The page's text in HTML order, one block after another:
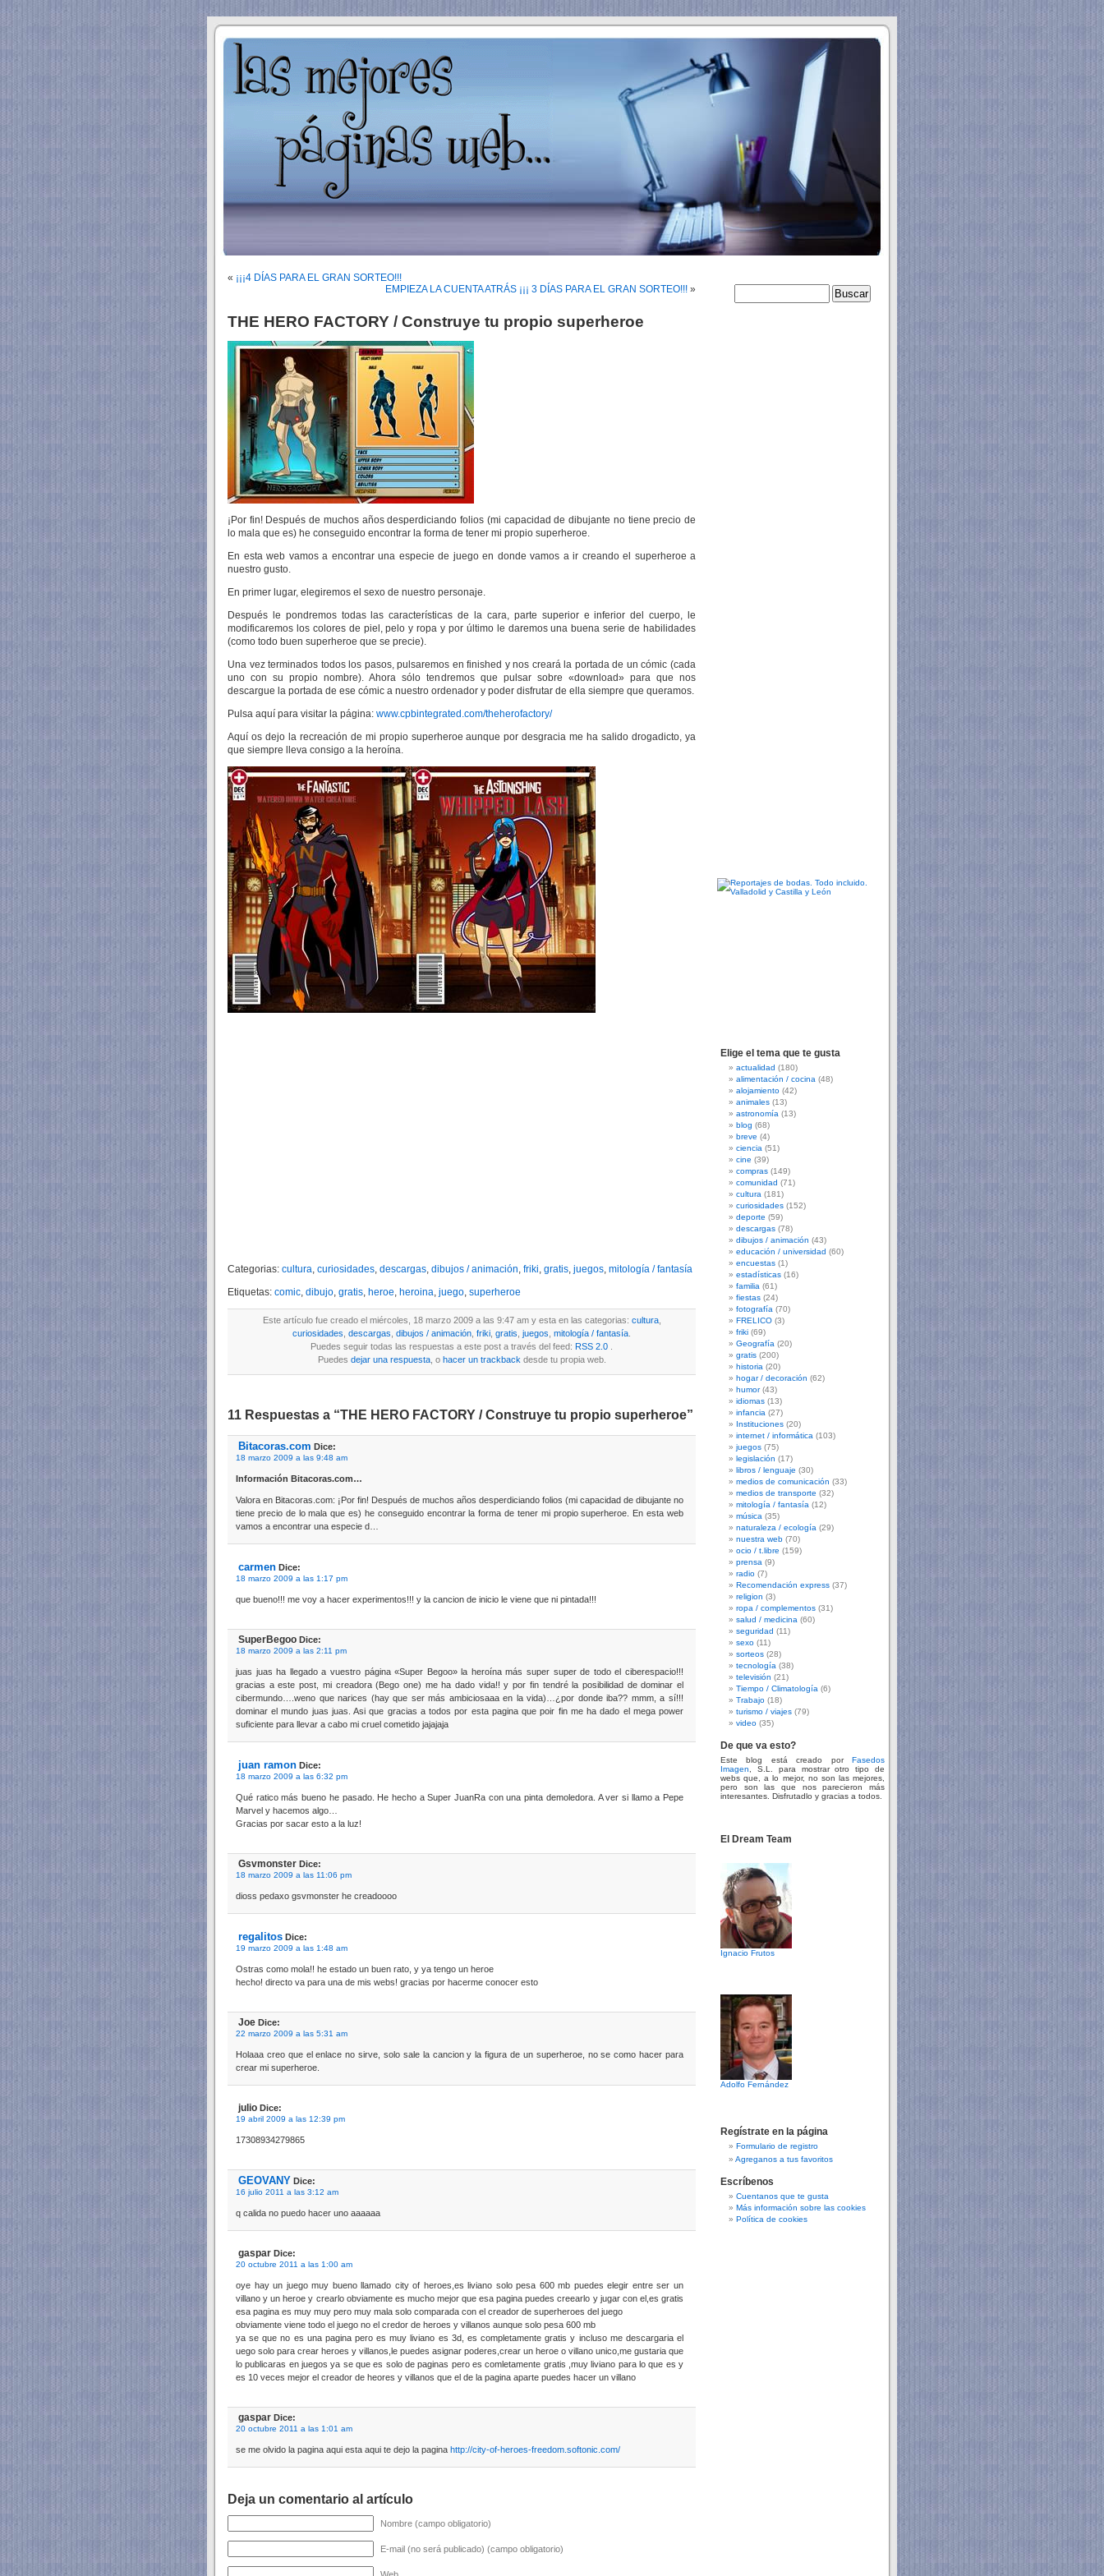
« ¡¡¡4 DÍAS PARA EL GRAN SORTEO!!!
EMPIEZA LA CUENTA ATRÁS ¡¡¡ 3 DÍAS PARA EL GRAN SORTEO!!! »
THE HERO FACTORY / Construye tu propio superheroe
¡Por fin! Después de muchos años desperdiciando folios (mi capacidad de dibujante no tiene precio de
lo mala que es) he conseguido encontrar la forma de tener mi propio superheroe.
En esta web vamos a encontrar una especie de juego en donde vamos a ir creando el superheroe a
nuestro gusto.
En primer lugar, elegiremos el sexo de nuestro personaje.
Después le pondremos todas las características de la cara, parte superior e inferior del cuerpo, le
modificaremos los colores de piel, pelo y ropa y por último le daremos una buena serie de habilidades
(como todo buen superheroe que se precie).
Una vez terminados todos los pasos, pulsaremos en finished y nos creará la portada de un cómic (cada
uno con su propio nombre). Ahora sólo tendremos que pulsar sobre «download» para que nos
descargue la portada de ese cómic a nuestro ordenador y poder disfrutar de ella siempre que queramos.
Pulsa aquí para visitar la página: www.cpbintegrated.com/theherofactory/
Aquí os dejo la recreación de mi propio superheroe aunque por desgracia me ha salido drogadicto, ya
que siempre lleva consigo a la heroína.
Categorias: cultura, curiosidades, descargas, dibujos / animación, friki, gratis, juegos, mitología / fantasía
Etiquetas: comic, dibujo, gratis, heroe, heroina, juego, superheroe
Este artículo fue creado el miércoles, 18 marzo 2009 a las 9:47 am y esta en las categorias: cultura,
curiosidades descargas dibujos / animación friki gratis juegos mitología / fantasía
Puedes seguir todas las respuestas a este post a través del feed: RSS 2.0
Puedes dejar una respuesta, o hacer un trackback desde tu propia web.
11 Respuestas a “THE HERO FACTORY / Construye tu propio superheroe”
Bitacoras.com Dice:
18 marzo 2009 a las 9:48 am
Información Bitacoras.com…
Valora en Bitacoras.com: ¡Por fin! Después de muchos años desperdiciando folios (mi capacidad de dibujante no
tiene precio de lo mala que es) he conseguido encontrar la forma de tener mi propio superheroe. En esta web
vamos a encontrar una especie d…
carmen Dice:
18 marzo 2009 a las 1:17 pm
que bueno!!! me voy a hacer experimentos!!! y la cancion de inicio le viene que ni pintada!!!
SuperBegoo Dice:
18 marzo 2009 a las 2:11 pm
juas juas ha llegado a vuestro página «Super Begoo» la heroína más super super de todo el ciberespacio!!!
gracias a este post, mi creadora (Bego one) me ha dado vida!! y por fin tendré la posibilidad de dominar el
cibermundo….weno que narices (hay que ser más ambiciosaaa en la vida)…¿por donde iba?? mmm, a sí!!!
dominar el mundo juas juas. Asi que gracias a todos por esta pagina que poir fin me ha dado el mega power
suficiente para llevar a cabo mi cruel cometido jajajaja
juan ramon Dice:
18 marzo 2009 a las 6:32 pm
Qué ratico más bueno he pasado. He hecho a Super JuanRa con una pinta demoledora. A ver si llamo a Pepe
Marvel y hacemos algo…
Gracias por sacar esto a la luz!
Gsvmonster Dice:
18 marzo 2009 a las 11:06 pm
dioss pedaxo gsvmonster he creadoooo
regalitos Dice:
19 marzo 2009 a las 1:48 am
Ostras como mola!! he estado un buen rato, y ya tengo un heroe
hecho! directo va para una de mis webs! gracias por hacerme conocer esto
Joe Dice:
22 marzo 2009 a las 5:31 am
Holaaa creo que el enlace no sirve, solo sale la cancion y la figura de un superheroe, no se como hacer para
crear mi superheroe.
julio Dice:
19 abril 2009 a las 12:39 pm
17308934279865
GEOVANY Dice:
16 julio 2011 a las 3:12 am
q calida no puedo hacer uno aaaaaa
gaspar Dice:
20 octubre 2011 a las 1:00 am
oye hay un juego muy bueno llamado city of heroes,es liviano solo pesa 600 mb puedes elegir entre ser un
villano y un heroe y crearlo obviamente es mucho mejor que esa pagina puedes creearlo y jugar con el,es gratis
esa pagina es muy muy pero muy mala solo comparada con el creador de superheroes del juego
obviamente viene todo el juego no el credor de heroes y villanos aunque solo pesa 600 mb
ya se que no es una pagina pero es muy liviano es 3d, es completamente gratis y incluso me descargaria el
uego solo para crear heroes y villanos,le puedes asignar poderes,crear un heroe o villano unico,me gustaria que
lo publicaras en juegos ya se que es solo de paginas pero es comletamente gratis ,muy liviano para lo que es y
es 10 veces mejor el creador de heores y villanos que el de la pagina aparte puedes hacer un villano
gaspar Dice:
20 octubre 2011 a las 1:01 am
se me olvido la pagina aqui esta aqui te dejo la pagina http://city-of-heroes-freedom.softonic.com/
Deja un comentario al artículo
Nombre (campo obligatorio)
E-mail (no será publicado) (campo obligatorio)
Elige el tema que te gusta
actualidad (180)
alimentación / cocina (48)
alojamiento (42)
animales (13)
astronomía (13)
blog (68)
breve (4)
ciencia (51)
cine (39)
compras (149)
comunidad (71)
cultura (181)
curiosidades (152)
deporte (59)
descargas (78)
dibujos / animación (43)
educación / universidad (60)
encuestas (1)
estadísticas (16)
familia (61)
fiestas (24)
fotografía (70)
FRELICO (3)
friki (69)
Geografía (20)
gratis (200)
historia (20)
hogar / decoración (62)
humor(43)
idiomas (13)
infancia (27)
Instituciones (20)
internet / informática (103)
juegos (75)
legislación (17)
libros / lenguaje (30)
medios de comunicación (33)
medios de transporte (32)
mitología / fantasía (12)
música (35)
naturaleza / ecología (29)
nuestra web (70)
ocio / t.libre (159)
prensa (9)
radio (7)
Recomendación express (37)
religion (3)
ropa / complementos (31)
salud / medicina (60)
seguridad (11)
sexo (11)
sorteos (28)
tecnología (38)
televisión (21)
Tiempo / Climatología (6)
Trabajo (18)
turismo / viajes (79)
video (35)
De que va esto?
Este blog está creado por Fasedos
Imagen , S.L. para mostrar otro tipo de
webs que, a lo mejor, no son las mejores,
pero son las que nos parecieron más
interesantes. Disfrutadlo y gracias a todos.
El Dream Team
Ignacio Frutos
Adolfo Fernández
Regístrate en la página
Formulario de registro
Agreganos a tus favoritos
Escríbenos
Cuentanos que te gusta
Más información sobre las cookies
Política de cookies